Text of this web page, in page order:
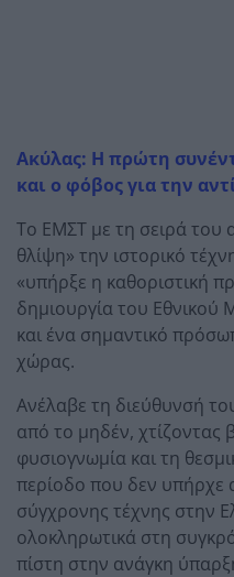
Ακύλας: Η πρώτη
και ο φόβος για την
Το ΕΜΣΤ με τη σειρά του
θλίψη» την ιστορικό
«υπήρξε η καθοριστική
δημιουργία του Εθνικού
και ένα σημαντικό
χώρας.
Ανέλαβε τη διεύθυνσή
από το μηδέν,
φυσιογνωμία και τη
περίοδο που δεν υπήρχε
σύγχρονης τέχνης στην
ολοκληρωτικά στη
πίστη στην ανάγκη